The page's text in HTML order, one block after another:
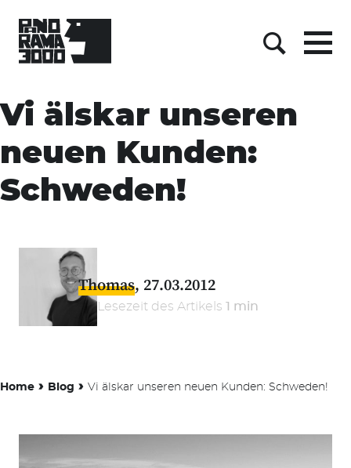
content
Menu
Vi älskar unseren
neuen Kunden:
Schweden!
Thomas 27.03.2012
Lesezeit des Artikels 1 min
Home › Blog › Vi älskar unseren neuen Kunden: Schweden!